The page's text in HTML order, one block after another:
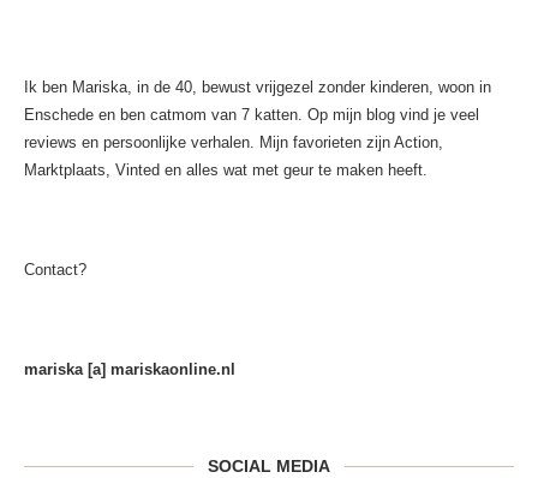
Ik ben Mariska, in de 40, bewust vrijgezel zonder kinderen, woon in
Enschede en ben catmom van 7 katten. Op mijn blog vind je veel
reviews en persoonlijke verhalen. Mijn favorieten zijn Action,
Marktplaats, Vinted en alles wat met geur te maken heeft.
Contact?
mariska [a] mariskaonline.nl
SOCIAL MEDIA